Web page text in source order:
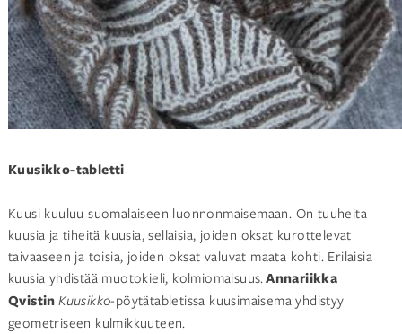
Kuusikko-tabletti
Kuusi kuuluu suomalaiseen luonnonmaisemaan. On tuuheita
kuusia ja tiheitä kuusia, sellaisia, joiden oksat kurottelevat
taivaaseen ja toisia, joiden oksat valuvat maata kohti. Erilaisia
kuusia yhdistää muotokieli, kolmiomaisuus.Annariikka
QvistinKuusikko-pöytätabletissa kuusimaisema yhdistyy
geometriseen kulmikkuuteen.